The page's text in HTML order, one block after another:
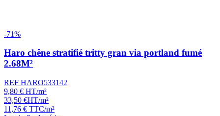
-71%
Haro chêne stratifié tritty gran via portland fumé
2.68M²
REF HARO533142
9,80 € HT/m²
33,50 €HT/m²
11,76 € TTC/m²